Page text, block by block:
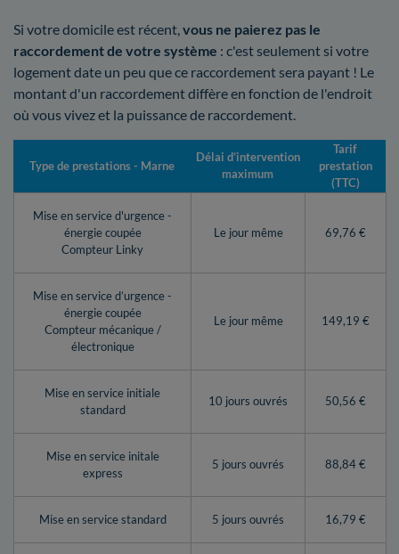
Si votre domicile est récent,vous ne paierez pas le
raccordement de votre système : c'est seulement si votre
logement date un peu que ce raccordement sera payant ! Le
montant d'un raccordement diffère en fonction de l'endroit
où vous vivez et la puissance de raccordement.
Type de prestations - Marne
Délai d’intervention
maximum
Tarif
prestation
(TTC)
Mise en service d'urgence -
énergie coupée
Compteur Linky
Le jour même 69,76 €
Mise en service d’urgence -
énergie coupée
Compteur mécanique /
électronique
Le jour même 149,19 €
Mise en service initiale
standard
10 jours ouvrés 50,56 €
Mise en service initale
express
5 jours ouvrés 88,84 €
Mise en service standard 5 jours ouvrés 16,79 €